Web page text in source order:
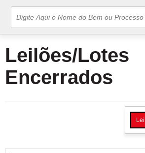
Leilões/Lotes
Encerrados